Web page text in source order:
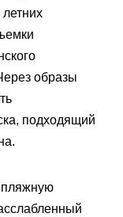
образы
подходящий
пляжную